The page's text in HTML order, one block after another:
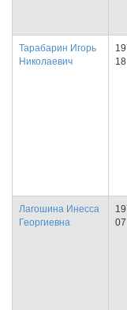
Тарабарин Игорь
Николаевич
18
Лагошина Инесса
Георгиевна
07